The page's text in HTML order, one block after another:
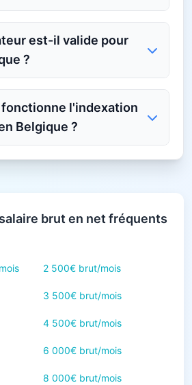
?
Belgique ?
brut en net fréquents
2 500€ brut/mois
3 500€ brut/mois
4 500€ brut/mois
6 000€ brut/mois
8 000€ brut/mois